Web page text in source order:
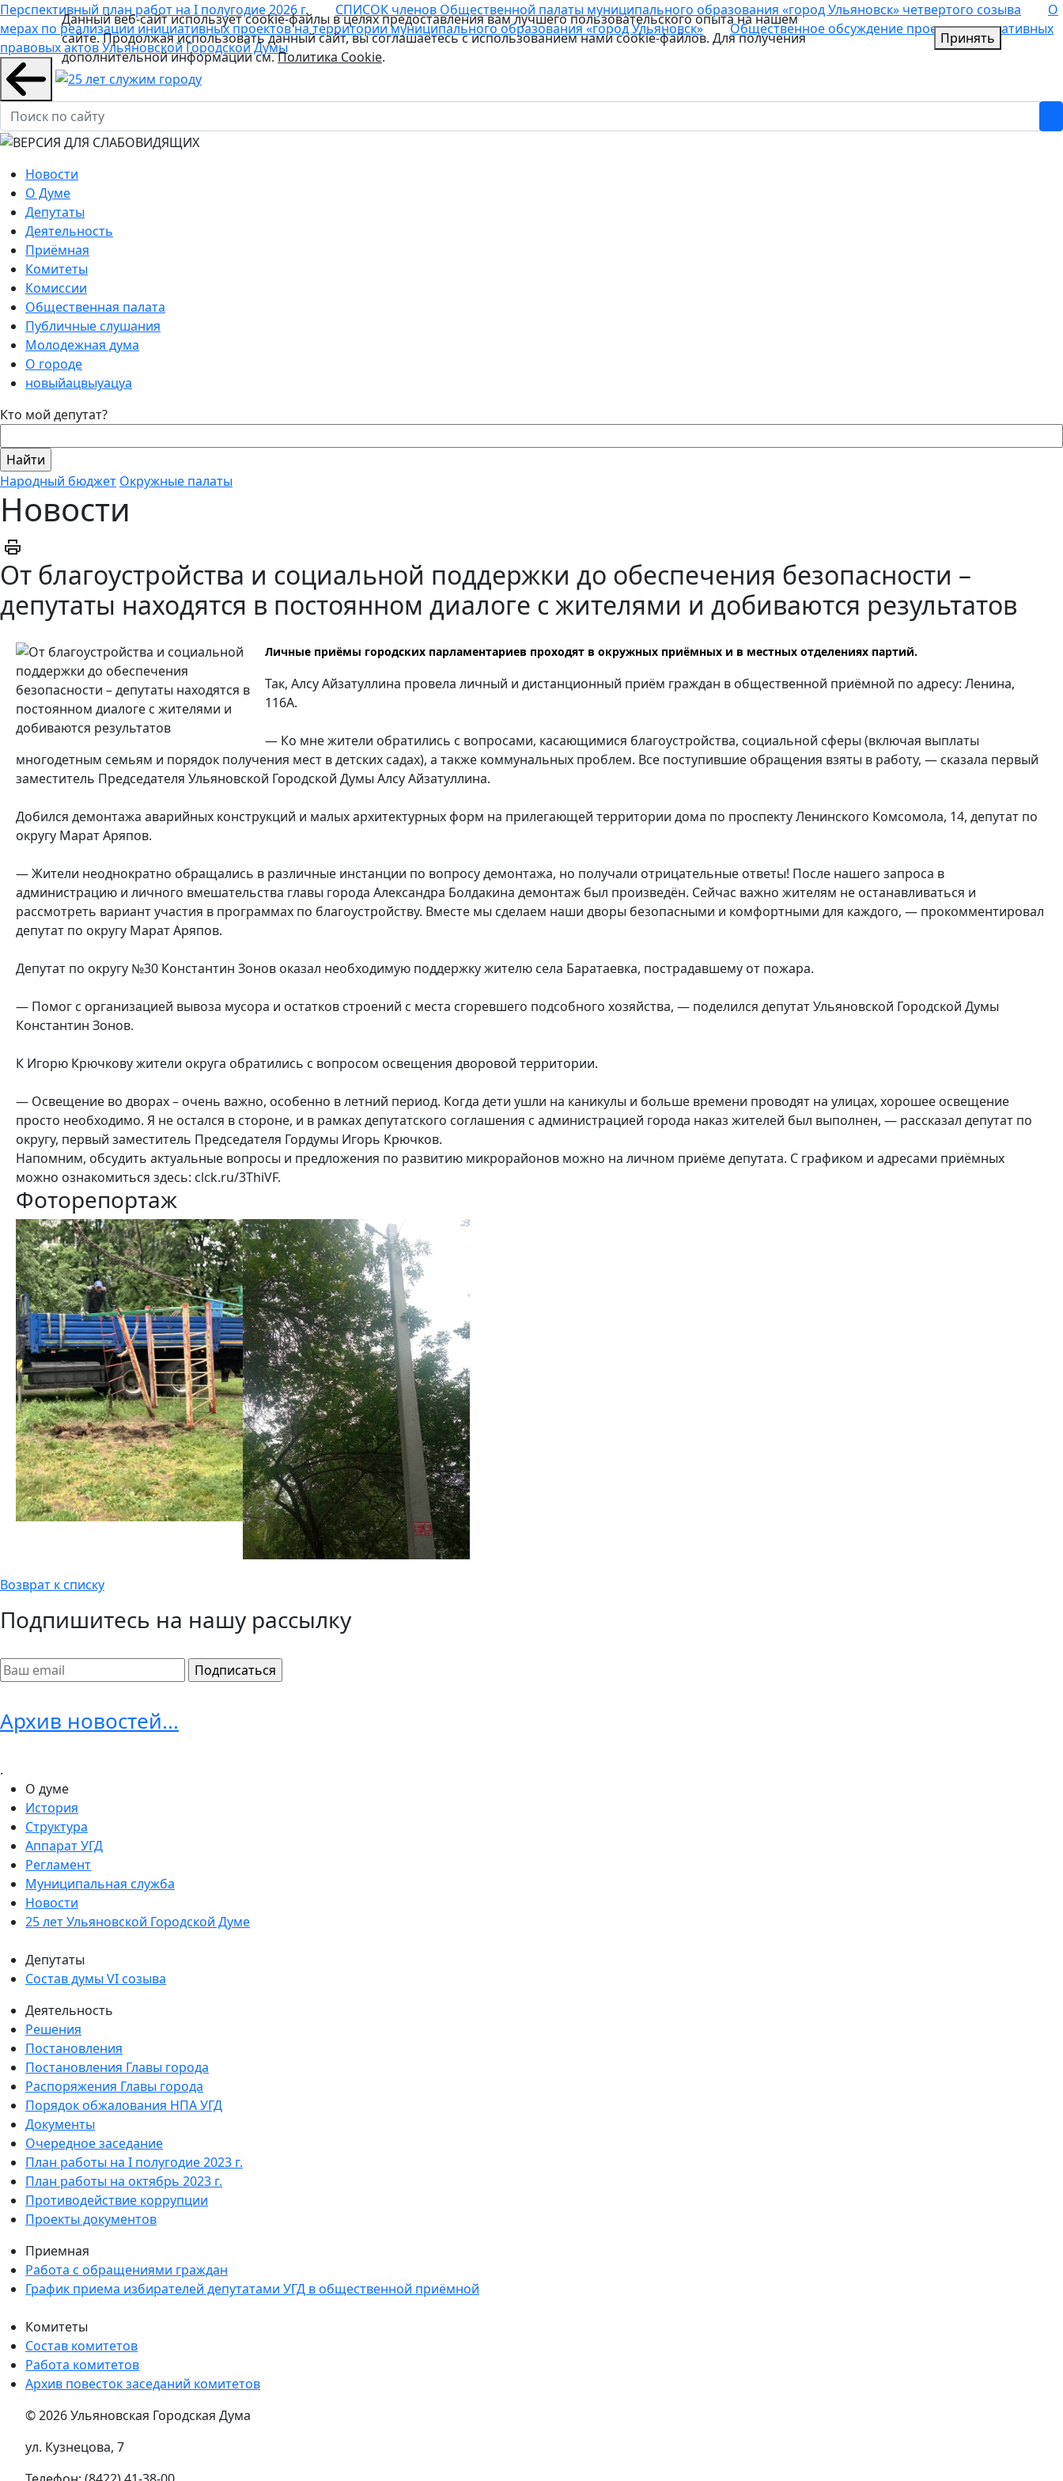
Перспективный план работ на I полугодие 2026 г. СПИСОК членов Общественной палаты муниципального образования «город Ульяновск» четвертого созыва
О
мерах по реализации инициативных проектов на территории муниципального образования «город Ульяновск»
Общественное обсуждение проектов нормативных
правовых актов Ульяновской Городской Думы
Новости
О Думе
Депутаты
Деятельность
Приёмная
Комитеты
Комиссии
Общественная палата
Публичные слушания
Молодежная дума
О городе
новыйацвыуацуа
Кто мой депутат?
Народный бюджет Окружные палаты
Новости
От благоустройства и социальной поддержки до обеспечения безопасности –
депутаты находятся в постоянном диалоге с жителями и добиваются результатов
Личные приёмы городских парламентариев проходят в окружных приёмных и в местных отделениях партий.
Так, Алсу Айзатуллина провела личный и дистанционный приём граждан в общественной приёмной по адресу: Ленина,
116А.
— Ко мне жители обратились с вопросами, касающимися благоустройства, социальной сферы (включая выплаты
многодетным семьям и порядок получения мест в детских садах), а также коммунальных проблем. Все поступившие обращения взяты в работу, — сказала первый
заместитель Председателя Ульяновской Городской Думы Алсу Айзатуллина.
Добился демонтажа аварийных конструкций и малых архитектурных форм на прилегающей территории дома по проспекту Ленинского Комсомола, 14, депутат по
округу Марат Аряпов.
— Жители неоднократно обращались в различные инстанции по вопросу демонтажа, но получали отрицательные ответы! После нашего запроса в
администрацию и личного вмешательства главы города Александра Болдакина демонтаж был произведён. Сейчас важно жителям не останавливаться и
рассмотреть вариант участия в программах по благоустройству. Вместе мы сделаем наши дворы безопасными и комфортными для каждого, — прокомментировал
депутат по округу Марат Аряпов.
Депутат по округу №30 Константин Зонов оказал необходимую поддержку жителю села Баратаевка, пострадавшему от пожара.
— Помог с организацией вывоза мусора и остатков строений с места сгоревшего подсобного хозяйства, — поделился депутат Ульяновской Городской Думы
Константин Зонов.
К Игорю Крючкову жители округа обратились с вопросом освещения дворовой территории.
— Освещение во дворах – очень важно, особенно в летний период. Когда дети ушли на каникулы и больше времени проводят на улицах, хорошее освещение
просто необходимо. Я не остался в стороне, и в рамках депутатского соглашения с администрацией города наказ жителей был выполнен, — рассказал депутат по
округу, первый заместитель Председателя Гордумы Игорь Крючков.
Напомним, обсудить актуальные вопросы и предложения по развитию микрорайонов можно на личном приёме депутата. С графиком и адресами приёмных
можно ознакомиться здесь: clck.ru/3ThiVF.
Фоторепортаж
Возврат к списку
Подпишитесь на нашу рассылку
Архив новостей...
.
О думе
История
Структура
Аппарат УГД
Регламент
Муниципальная служба
Новости
25 лет Ульяновской Городской Думе
Депутаты
Состав думы VI созыва
Деятельность
Решения
Постановления
Постановления Главы города
Распоряжения Главы города
Порядок обжалования НПА УГД
Документы
Очередное заседание
План работы на I полугодие 2023 г.
План работы на октябрь 2023 г.
Противодействие коррупции
Проекты документов
Приемная
Работа с обращениями граждан
График приема избирателей депутатами УГД в общественной приёмной
Комитеты
Состав комитетов
Работа комитетов
Архив повесток заседаний комитетов
© 2026 Ульяновская Городская Дума
ул. Кузнецова, 7
Данный веб-сайт использует cookie-файлы в целях предоставления вам лучшего пользовательского опыта на нашем
сайте. Продолжая использовать данный сайт, вы соглашаетесь с использованием нами cookie-файлов. Для получения
дополнительной информации см.Политика Cookie.
Принять